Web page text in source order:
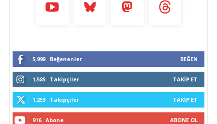
5,998 Beğenenler BEĞEN
1,585 Takipçiler TAKIP ET
1,253 Takipçiler TAKIP ET
916 Abone ABONE OL